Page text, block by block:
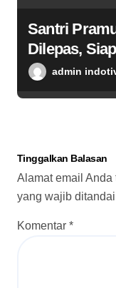
Santri
Dilepas,
Madrasah di
admin
Tinggalkan Balasan
Alamat email
yang wajib ditandai
Komentar *